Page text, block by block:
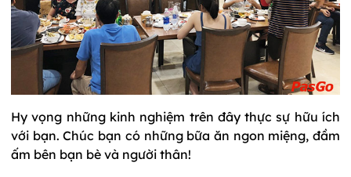
Hy vọng những kinh nghiệm trên đây thực sự hữu ích
với bạn. Chúc bạn có những bữa ăn ngon miệng, đầm
ấm bên bạn bè và người thân!